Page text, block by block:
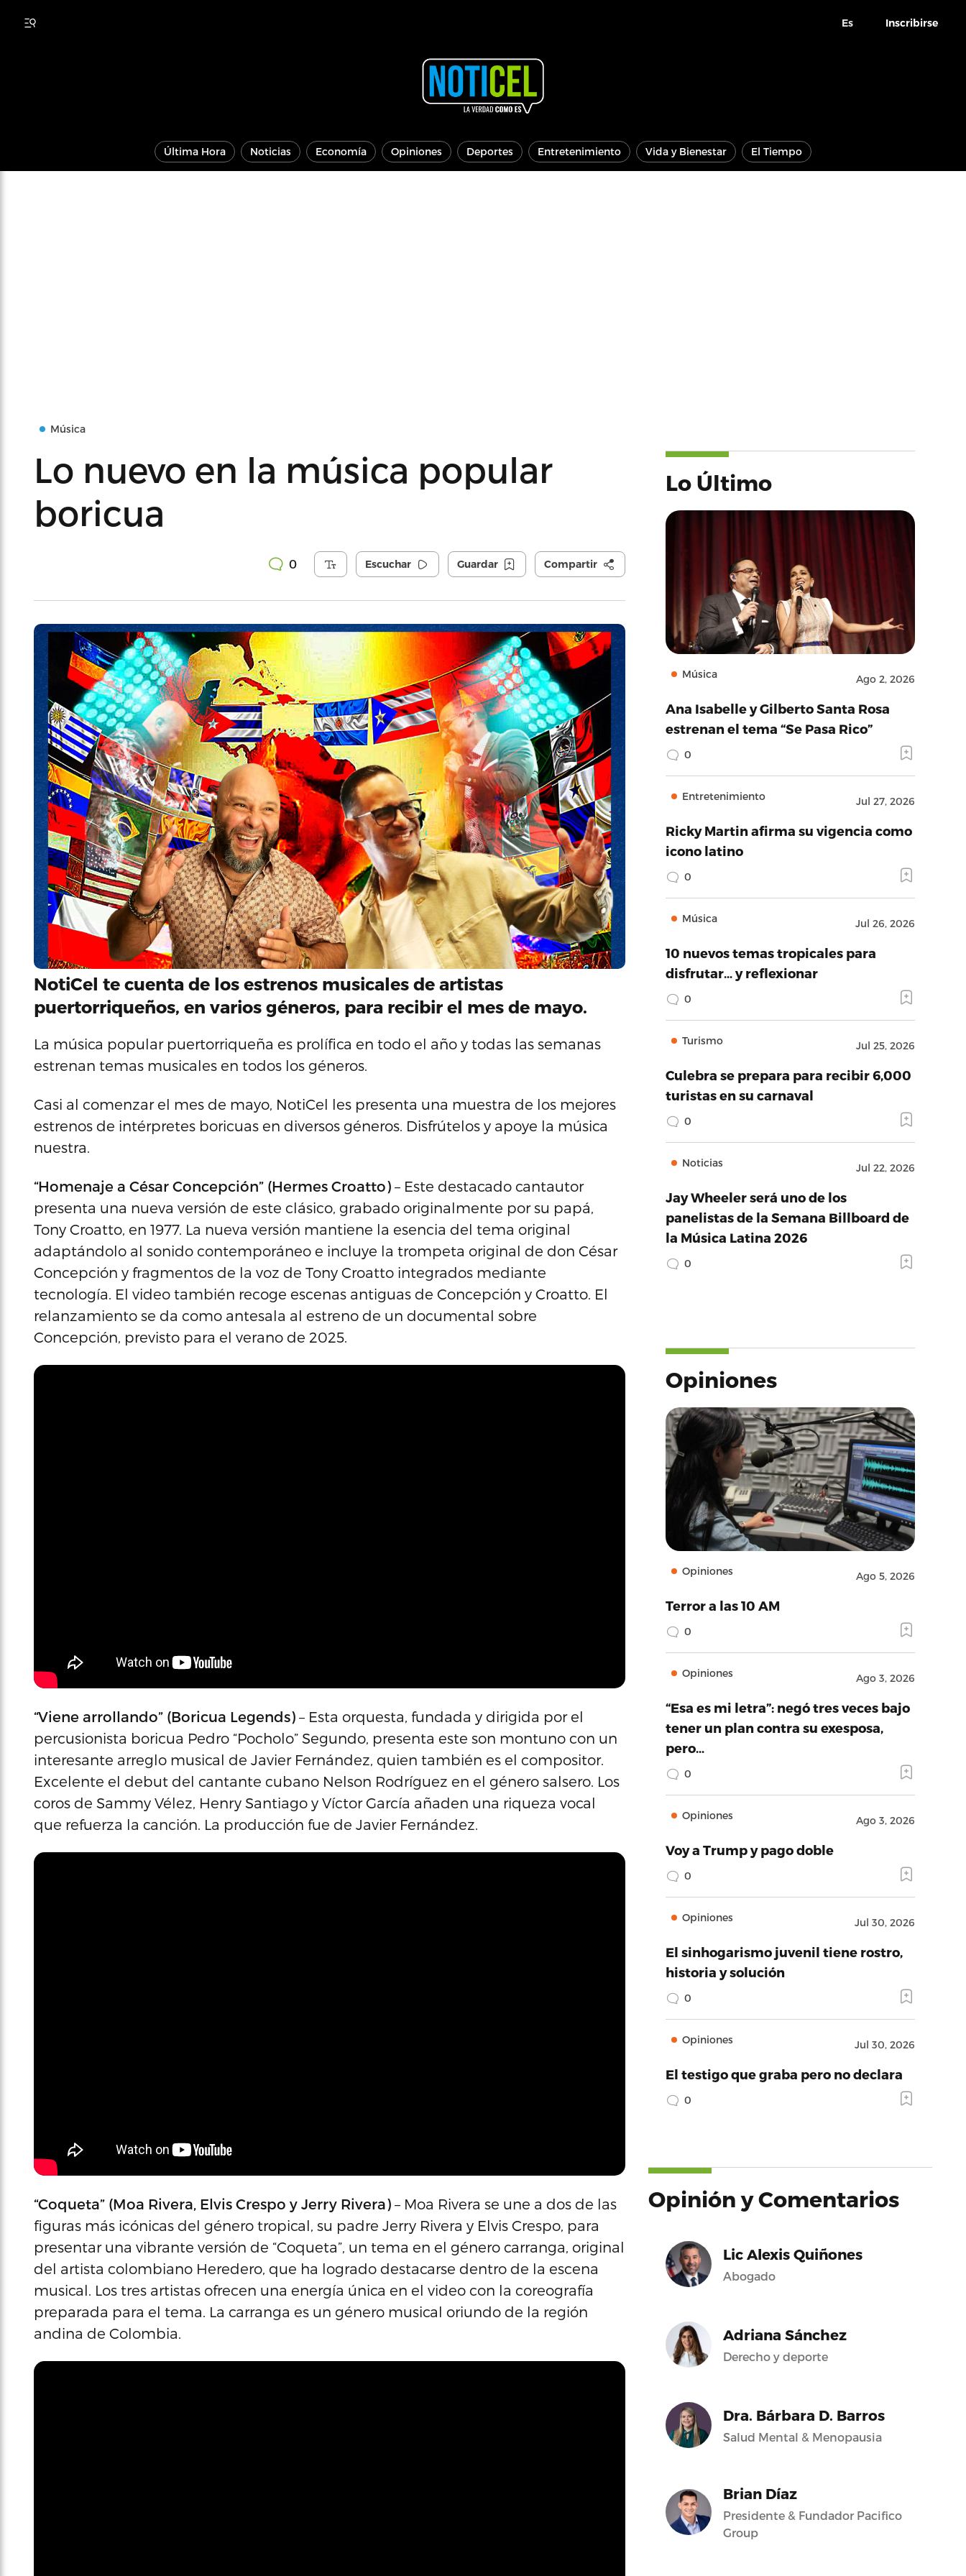
Es Inscribirse
Última Hora Noticias Economía Opiniones Deportes Entretenimiento Vida y Bienestar El Tiempo
Música
Lo nuevo en la música popular
boricua
0 Escuchar Guardar Compartir
NotiCel te cuenta de los estrenos musicales de artistas
puertorriqueños, en varios géneros, para recibir el mes de mayo.
La música popular puertorriqueña es prolífica en todo el año y todas las semanas
estrenan temas musicales en todos los géneros.
Casi al comenzar el mes de mayo, NotiCel les presenta una muestra de los mejores
estrenos de intérpretes boricuas en diversos géneros. Disfrútelos y apoye la música
nuestra.
“Homenaje a César Concepción” (Hermes Croatto) – Este destacado cantautor
presenta una nueva versión de este clásico, grabado originalmente por su papá,
Tony Croatto, en 1977. La nueva versión mantiene la esencia del tema original
adaptándolo al sonido contemporáneo e incluye la trompeta original de don César
Concepción y fragmentos de la voz de Tony Croatto integrados mediante
tecnología. El video también recoge escenas antiguas de Concepción y Croatto. El
relanzamiento se da como antesala al estreno de un documental sobre
Concepción, previsto para el verano de 2025.
“Viene arrollando” (Boricua Legends) – Esta orquesta, fundada y dirigida por el
percusionista boricua Pedro “Pocholo” Segundo, presenta este son montuno con un
interesante arreglo musical de Javier Fernández, quien también es el compositor.
Excelente el debut del cantante cubano Nelson Rodríguez en el género salsero. Los
coros de Sammy Vélez, Henry Santiago y Víctor García añaden una riqueza vocal
que refuerza la canción. La producción fue de Javier Fernández.
“Coqueta” (Moa Rivera, Elvis Crespo y Jerry Rivera) – Moa Rivera se une a dos de las
figuras más icónicas del género tropical, su padre Jerry Rivera y Elvis Crespo, para
presentar una vibrante versión de “Coqueta”, un tema en el género carranga, original
del artista colombiano Heredero, que ha logrado destacarse dentro de la escena
musical. Los tres artistas ofrecen una energía única en el video con la coreografía
preparada para el tema. La carranga es un género musical oriundo de la región
andina de Colombia.
Lo Último
Música Ago 2, 2026
Ana Isabelle y Gilberto Santa Rosa
estrenan el tema “Se Pasa Rico”
0
Entretenimiento Jul 27, 2026
Ricky Martin afirma su vigencia como
icono latino
0
Música Jul 26, 2026
10 nuevos temas tropicales para
disfrutar… y reflexionar
0
Turismo Jul 25, 2026
Culebra se prepara para recibir 6,000
turistas en su carnaval
0
Noticias Jul 22, 2026
Jay Wheeler será uno de los
panelistas de la Semana Billboard de
la Música Latina 2026
0
Opiniones
Opiniones Ago 5, 2026
Terror a las 10 AM
0
Opiniones Ago 3, 2026
“Esa es mi letra”: negó tres veces bajo
tener un plan contra su exesposa,
pero…
0
Opiniones Ago 3, 2026
Voy a Trump y pago doble
0
Opiniones Jul 30, 2026
El sinhogarismo juvenil tiene rostro,
historia y solución
0
Opiniones Jul 30, 2026
El testigo que graba pero no declara
0
Opinión y Comentarios
Lic Alexis Quiñones
Abogado
Adriana Sánchez
Derecho y deporte
Dra. Bárbara D. Barros
Salud Mental & Menopausia
Brian Díaz
Presidente & Fundador Pacifico
Group